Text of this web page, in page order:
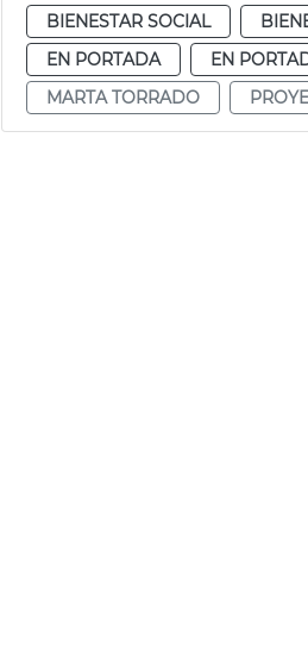
BIENESTAR SOCIAL
EN PORTADA
EN
MARTA TORRADO